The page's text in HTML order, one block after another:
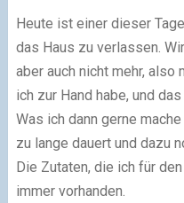
Heute ist einer dieser
das Haus zu verlassen.
aber auch nicht mehr,
ich zur Hand habe, und
Was ich dann gerne
zu lange dauert und dazu
Die Zutaten, die ich für
immer vorhanden.